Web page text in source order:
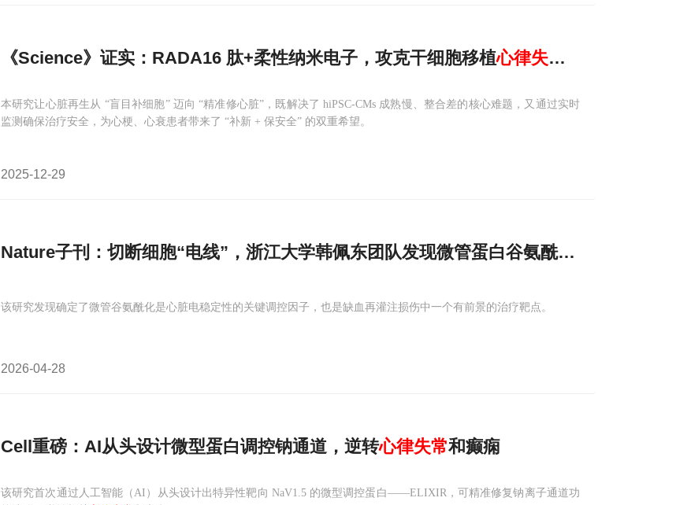
《Science》证实：RADA16 肽+柔性纳米电子，攻克干细胞移植心律失常
本研究让心脏再生从 “盲目补细胞” 迈向 “精准修心脏”，既解决了 hiPSC-CMs 成熟慢、整合差的核心难题，又通过实时
监测确保治疗安全，为心梗、心衰患者带来了 “补新 + 保安全” 的双重希望。
2025-12-29
Nature子刊：切断细胞“电线”，浙江大学韩佩东团队发现微管蛋白谷氨酰化修饰调控心
该研究发现确定了微管谷氨酰化是心脏电稳定性的关键调控因子，也是缺血再灌注损伤中一个有前景的治疗靶点。
2026-04-28
Cell重磅：AI从头设计微型蛋白调控钠通道，逆转心律失常和癫痫
该研究首次通过人工智能（AI）从头设计出特异性靶向 NaV1.5 的微型调控蛋白——ELIXIR，可精准修复钠离子通道功